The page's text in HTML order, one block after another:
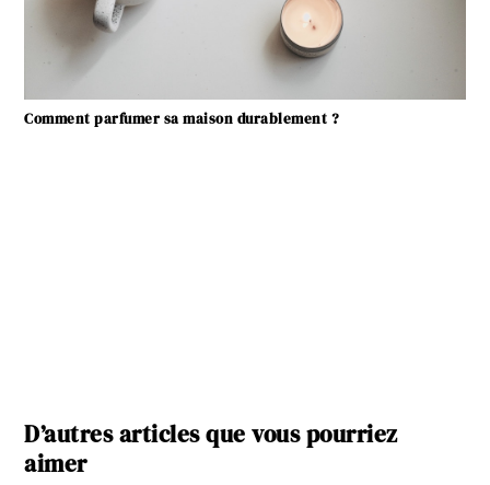
Comment parfumer sa maison durablement ?
D’autres articles que vous pourriez
aimer